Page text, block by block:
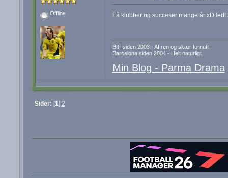
Offline Få klubber og succeser mange år xD
BIF siden 2003 - Af ren og skær fornuft
Barcelona siden 2004 - Helt naturligt
Min Blog - Parma Drama
Sider: [1] 2